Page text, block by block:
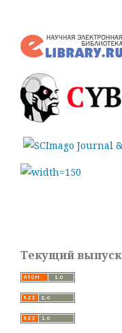
Текущий выпуск